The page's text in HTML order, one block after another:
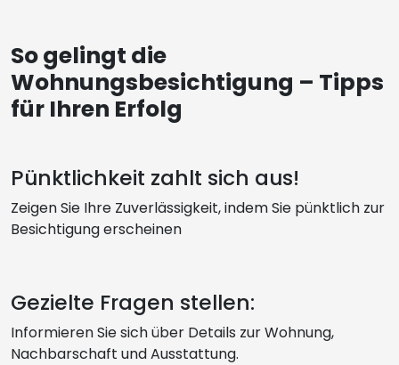
So gelingt die
Wohnungsbesichtigung – Tipps
für Ihren Erfolg
Pünktlichkeit zahlt sich aus!
Zeigen Sie Ihre Zuverlässigkeit, indem Sie pünktlich zur
Besichtigung erscheinen
Gezielte Fragen stellen:
Informieren Sie sich über Details zur Wohnung,
Nachbarschaft und Ausstattung.